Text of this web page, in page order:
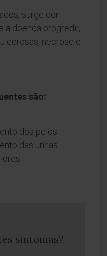
surge dor
a doença progredir,
necrose e
são:
dos pelos.
das unhas.
sintomas?